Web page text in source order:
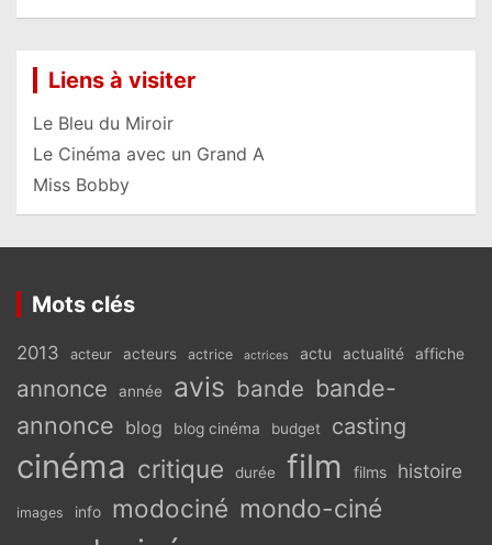
Liens à visiter
Le Bleu du Miroir
Le Cinéma avec un Grand A
Miss Bobby
Mots clés
2013 acteur acteurs actrice actrices actu actualité affiche
annonce année avis bande bande-
annonce blog blog cinéma budget casting
cinéma critique durée film films histoire
images info modociné mondo-ciné